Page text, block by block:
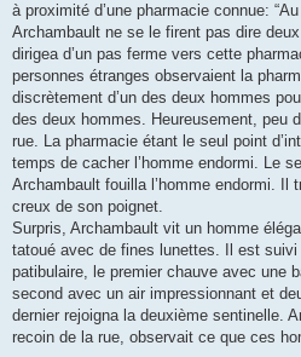
à proximité d’une pharmacie connue:
Archambault ne se le firent pas dire
dirigea d’un pas ferme vers cette
personnes étranges observaient la
discrètement d’un des deux hommes
des deux hommes. Heureusement, peu
rue. La pharmacie étant le seul point
temps de cacher l’homme endormi. Le
Archambault fouilla l’homme endormi. Il
creux de son poignet.
Surpris, Archambault vit un homme
tatoué avec de fines lunettes. Il est
patibulaire, le premier chauve avec une
second avec un air impressionnant et
dernier rejoigna la deuxième sentinelle.
recoin de la rue, observait ce que ces